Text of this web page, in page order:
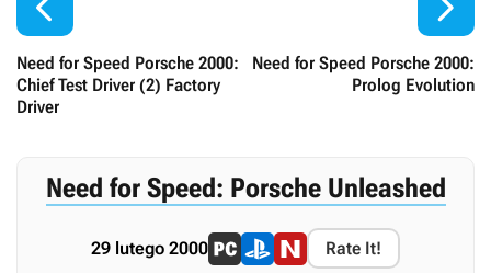
Need for Speed Porsche 2000:
Chief Test Driver (2) Factory
Driver
Need for Speed Porsche 2000:
Prolog Evolution
Need for Speed: Porsche Unleashed
29 lutego 2000 Rate It!